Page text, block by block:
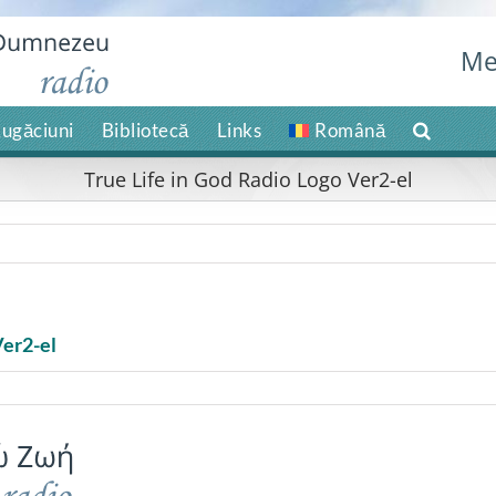
Bibliotecă Links Română
True Life in God Radio Logo Ver2-el
el